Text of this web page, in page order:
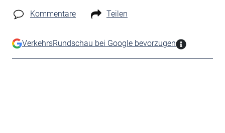
Kommentare Teilen
VerkehrsRundschau bei Google bevorzugen